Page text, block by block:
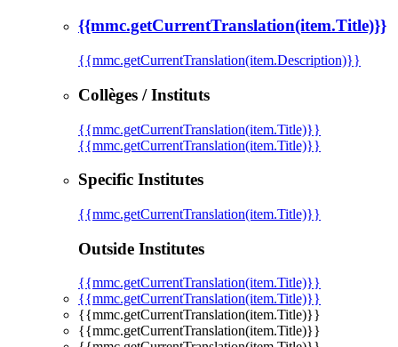
{{mmc.getCurrentTranslation(item.Title)}}
{{mmc.getCurrentTranslation(item.Description)}}
Collèges / Instituts
{{mmc.getCurrentTranslation(item.Title)}}
{{mmc.getCurrentTranslation(item.Title)}}
Specific Institutes
{{mmc.getCurrentTranslation(item.Title)}}
Outside Institutes
{{mmc.getCurrentTranslation(item.Title)}}
{{mmc.getCurrentTranslation(item.Title)}}
{{mmc.getCurrentTranslation(item.Title)}}
{{mmc.getCurrentTranslation(item.Title)}}